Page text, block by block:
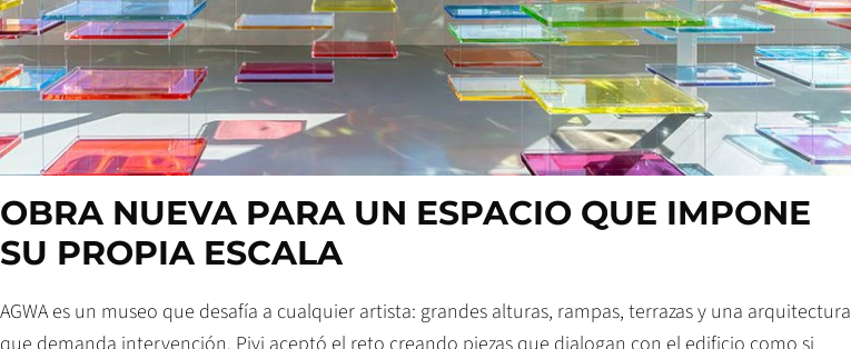
OBRA NUEVA PARA UN ESPACIO QUE IMPONE
SU PROPIA ESCALA
AGWA es un museo que desafía a cualquier artista: grandes alturas, rampas, terrazas y una arquitectura